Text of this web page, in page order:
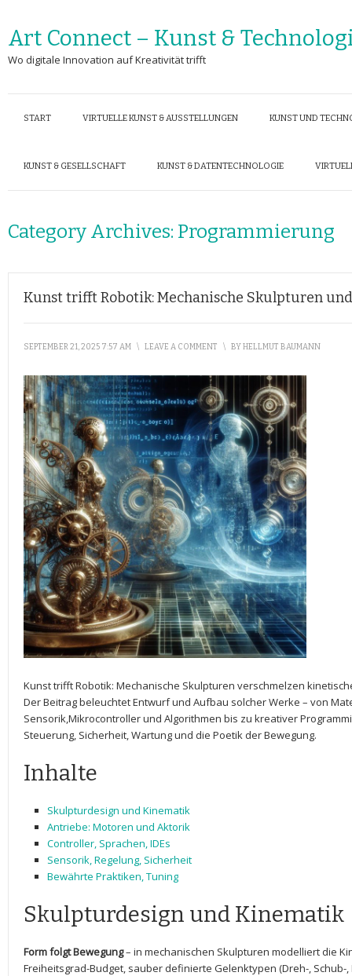
Art Connect – Kunst &
Wo digitale Innovation auf Kreativität trifft
START VIRTUELLE KUNST & AUSSTELLUNGEN KUNST UND
KUNST & GESELLSCHAFT KUNST & DATENTECHNOLOGIE
Category Archives: Programmierung
Kunst trifft Robotik: Mechanische Skulpturen
SEPTEMBER 21, 2025 7:57 AM \ LEAVE A COMMENT \ BYHELLMUT BAUMANN
Kunst trifft Robotik:⁤ Mechanische Skulpturen verschmelzen
Der Beitrag⁢ beleuchtet⁣ Entwurf und Aufbau ‌solcher⁣ Werke – von⁢
Sensorik,Mikrocontroller und Algorithmen bis zu kreativer
Steuerung, Sicherheit, Wartung ⁤und die Poetik ⁣der‍ Bewegung.
Inhalte
Skulpturdesign und ​Kinematik
Antriebe: Motoren und Aktorik
Controller, Sprachen, IDEs
Sensorik, ‌Regelung, Sicherheit
Bewährte Praktiken,⁣ Tuning
Skulpturdesign und Kinematik
Form folgt⁢ Bewegung– in mechanischen Skulpturen modelliert die
Freiheitsgrad-Budget, sauber definierte Gelenktypen (Dreh-, Schub-